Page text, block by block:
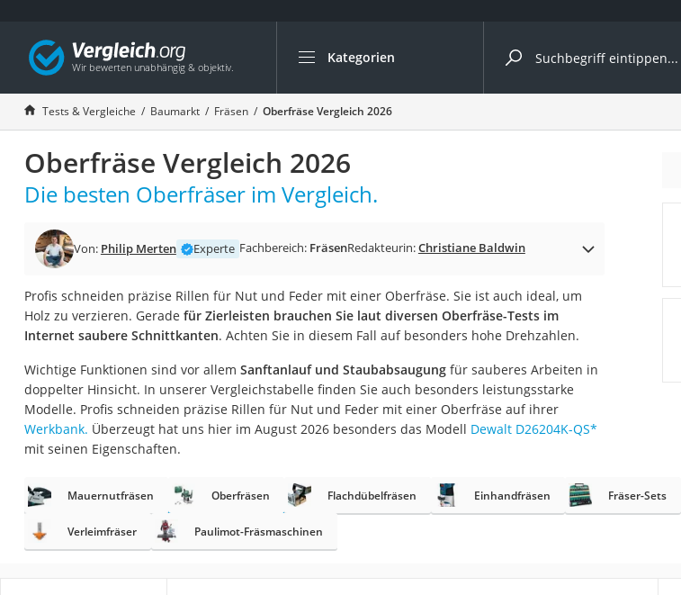
Kategorien
Die beliebtesten Vergleiche nach Kategorie
Baumarkt
Tresor feuerfest
Makita-Akku-Rasenmäher
Kappsäge
Smartes Türschloss
Akku-Rasentrimmer
Split-Klimaanlage 2 Innengeräte
Pelletofen
Tiefbrunnenpumpe
Fliesenschneider
Überwachungskamera
Benzinrasenmäher mit Elektrostart
Tests & Vergleiche Baumarkt Fräsen Oberfräse Vergleich 2026
Oberfräse Vergleich 2026
Die besten Oberfräser im Vergleich.
Von: Philip Merten Experte Fachbereich: FräsenRedakteurin:Christiane Baldwin
Profis schneiden präzise Rillen für Nut und Feder mit einer Oberfräse. Sie ist auch ideal, um
Holz zu verzieren. Gerade für Zierleisten brauchen Sie laut diversen Oberfräse-Tests im
Internet saubere Schnittkanten. Achten Sie in diesem Fall auf besonders hohe Drehzahlen.
Wichtige Funktionen sind vor allem Sanftanlauf und Staubabsaugung für sauberes Arbeiten in
doppelter Hinsicht. In unserer Vergleichstabelle finden Sie auch besonders leistungsstarke
Modelle. Profis schneiden präzise Rillen für Nut und Feder mit einer Oberfräse auf ihrer
Werkbank. Überzeugt hat uns hier im August 2026 besonders das Modell Dewalt D26204K-QS*
mit seinen Eigenschaften.
Mauernutfräsen Oberfräsen Flachdübelfräsen Einhandfräsen Fräser-Sets
Verleimfräser Paulimot-Fräsmaschinen